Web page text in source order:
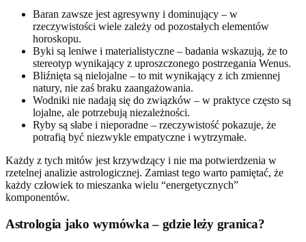
Baran zawsze jest agresywny i dominujący – w
rzeczywistości wiele zależy od pozostałych elementów
horoskopu.
Byki są leniwe i materialistyczne – badania wskazują, że to
stereotyp wynikający z uproszczonego postrzegania Wenus.
Bliźnięta są nielojalne – to mit wynikający z ich zmiennej
natury, nie zaś braku zaangażowania.
Wodniki nie nadają się do związków – w praktyce często są
lojalne, ale potrzebują niezależności.
Ryby są słabe i nieporadne – rzeczywistość pokazuje, że
potrafią być niezwykle empatyczne i wytrzymałe.
Każdy z tych mitów jest krzywdzący i nie ma potwierdzenia w
rzetelnej analizie astrologicznej. Zamiast tego warto pamiętać, że
każdy człowiek to mieszanka wielu “energetycznych”
komponentów.
Astrologia jako wymówka – gdzie leży granica?